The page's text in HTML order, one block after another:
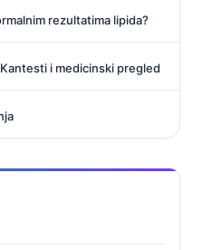
rezultatima lipida?
i medicinski pregled